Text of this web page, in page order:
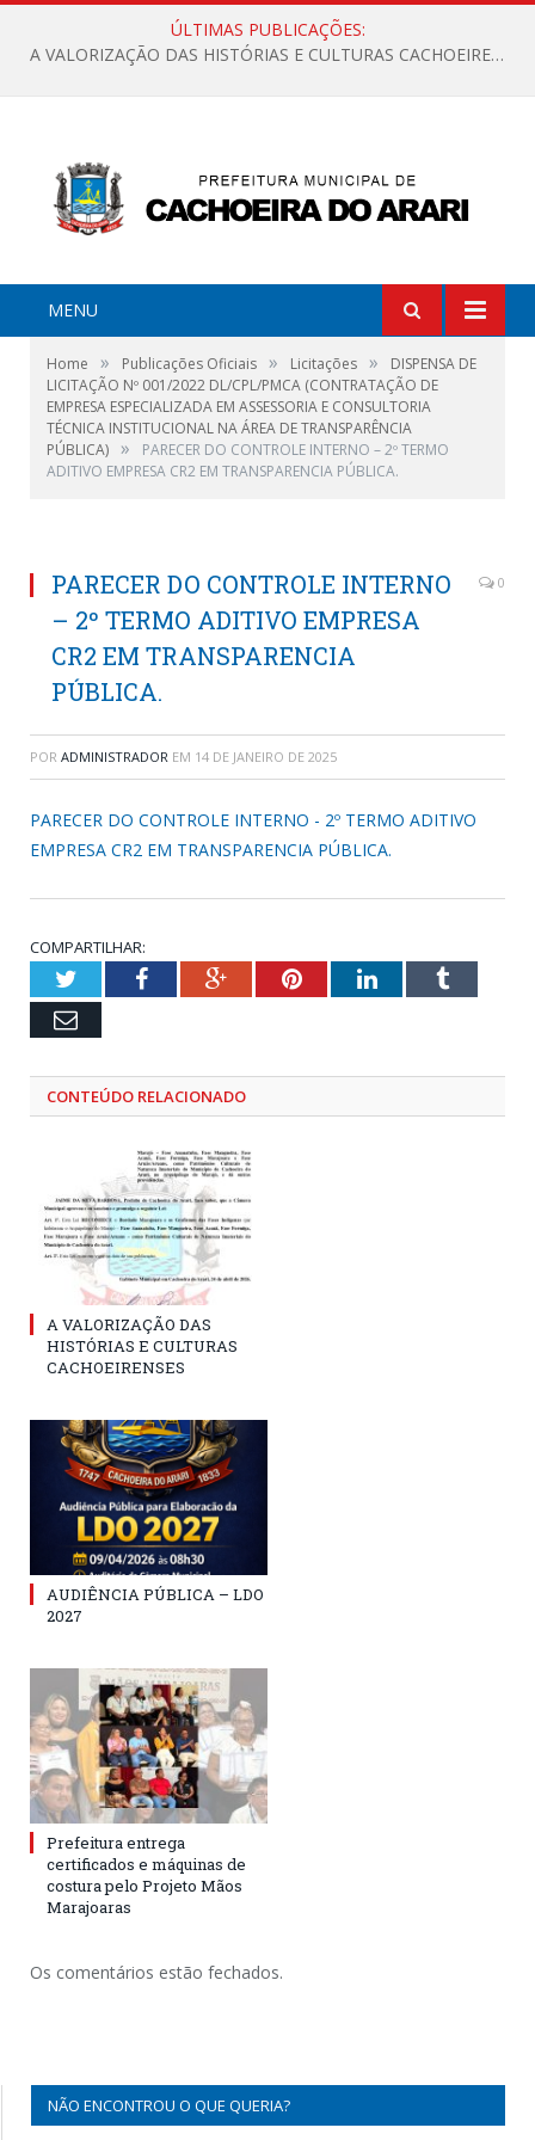
ÚLTIMAS PUBLICAÇÕES:
A VALORIZAÇÃO DAS HISTÓRIAS E CULTURAS CACHOEIRENSES
MENU
Home » Publicações Oficiais » Licitações »
DISPENSA DE
LICITAÇÃO Nº 001/2022 DL/CPL/PMCA (CONTRATAÇÃO DE
EMPRESA ESPECIALIZADA EM ASSESSORIA E CONSULTORIA
TÉCNICA INSTITUCIONAL NA ÁREA DE TRANSPARÊNCIA
PÚBLICA) »
PARECER DO CONTROLE INTERNO – 2º TERMO
ADITIVO EMPRESA CR2 EM TRANSPARENCIA PÚBLICA.
PARECER DO CONTROLE INTERNO
– 2º TERMO ADITIVO EMPRESA
CR2 EM TRANSPARENCIA
PÚBLICA.
0
POR ADMINISTRADOR EM 14 DE JANEIRO DE 2025
PARECER DO CONTROLE INTERNO - 2º TERMO ADITIVO
EMPRESA CR2 EM TRANSPARENCIA PÚBLICA.
COMPARTILHAR:
TwitterFacebookGoogle+PinterestLinkedInTumblr
Email
CONTEÚDO RELACIONADO
A VALORIZAÇÃO DAS
HISTÓRIAS E CULTURAS
CACHOEIRENSES
AUDIÊNCIA PÚBLICA – LDO
2027
Prefeitura entrega
certificados e máquinas de
costura pelo Projeto Mãos
Marajoaras
Os comentários estão fechados.
NÃO ENCONTROU O QUE QUERIA?